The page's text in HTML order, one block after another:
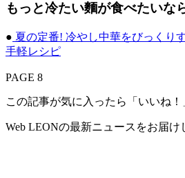
もっと冷たい麵が食べたい
● 夏の定番! 冷やし中華をびっくり
手軽レシピ
PAGE 8
この記事が気に入ったら「いいね！
Web LEONの最新ニュースをお届け